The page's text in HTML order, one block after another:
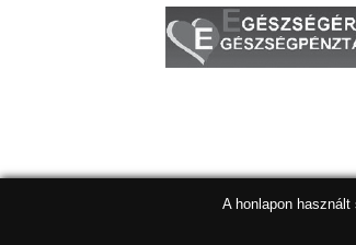
A honlapon